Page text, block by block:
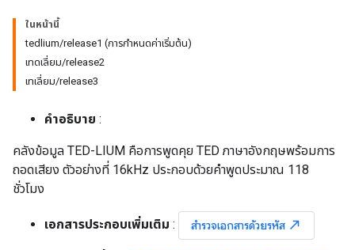
ในหน้านี้
tedlium/release1 (การกำหนดค่าเริ่มต้น)
เทดเลี่ยม/release2
เทเลี่ยม/release3
คำอธิบาย :
คลังข้อมูล TED-LIUM คือการพูดคุย TED ภาษาอังกฤษพร้อมการ
ถอดเสียง ตัวอย่างที่ 16kHz ประกอบด้วยคำพูดประมาณ 118
ชั่วโมง
เอกสารประกอบเพิ่มเติม : สำรวจเอกสารด้วยรหัส north_east